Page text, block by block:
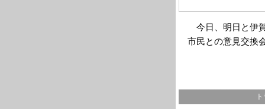
今日、明日と伊
市民との意見交換